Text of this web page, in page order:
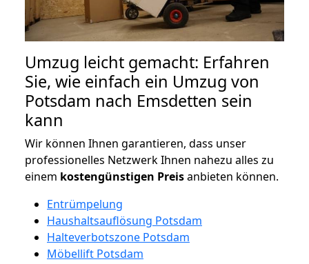
Umzug leicht gemacht: Erfahren
Sie, wie einfach ein Umzug von
Potsdam nach Emsdetten sein
kann
Wir können Ihnen garantieren, dass unser
professionelles Netzwerk Ihnen nahezu alles zu
einem kostengünstigen Preisanbieten können.
Entrümpelung
Haushaltsauflösung Potsdam
Halteverbotszone Potsdam
Möbellift Potsdam